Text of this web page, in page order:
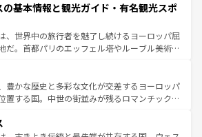
るイタリアで、忘れられない旅をしてみよう！
のイタリア情報は
くこの国では、情熱的なフラメンコ、熱気あふ
そして美味しいタパスが生活の一部となってい
ドリードの洗練された雰囲気や、バルセロナの
れた街角から、地方では古代ローマ遺跡や中世
によって風土や気候が異なるスペインはその個
性で訪れる人を魅了する。 なお、新着のスペイン情報は コ
覧を参照してほしい。
の基本情報と観光ガイド・有名観光スポ
、世界中の旅行者を魅了し続けるヨーロッパ屈
だ。首都パリのエッフェル塔やルーブル美術館
魅力が詰まっている。華麗な宮殿、歴史的な大
いビーチ、そして豊かな自然が、訪れる者を心
る。また、フランスは美食の国としても知ら
ンパンの発祥地であるランス、プロヴァンスの
ベンダー畑など、多彩な楽しみ方が可能だ。さ
豊かな歴史と多彩な文化が交差するヨーロッパ
置する国。中世の街並みが残るロマンチック街
の国は、どこを歩いても飽きることがない。ベ